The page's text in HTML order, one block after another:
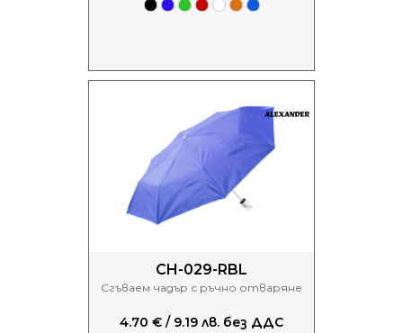
CH-029-RBL
Сгъваем чадър с ръчно отваряне
4.70 € / 9.19 лв. без ДДС